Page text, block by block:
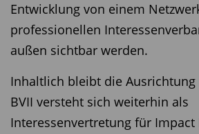
Entwicklung von einem
professionellen
außen sichtbar werden.
Inhaltlich bleibt die
BVII versteht sich weiterhin als
Interessenvertretung für Impact